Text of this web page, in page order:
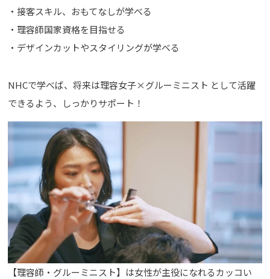
・接客スキル、おもてなしが学べる
・理容師国家資格を目指せる
・デザインカットやスタイリングが学べる
NHCで学べば、将来は理容女子×グルーミニスト として活躍
できるよう、しっかりサポート！
【理容師・グルーミニスト】は女性が主役になれるカッコい